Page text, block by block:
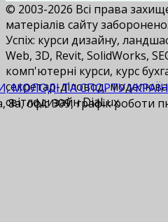
МОЛОДІ ТА СПОРТУ
8а, офіс 309, графік роботи
© 2003-2026 Всі права
матеріалів сайту заборонено.
Успіх: курси дизайну,
Web, 3D, Revit, SolidWorks,
комп'ютерні курси, курс
cекретар-діловод,
світлодизайн DiaLux.